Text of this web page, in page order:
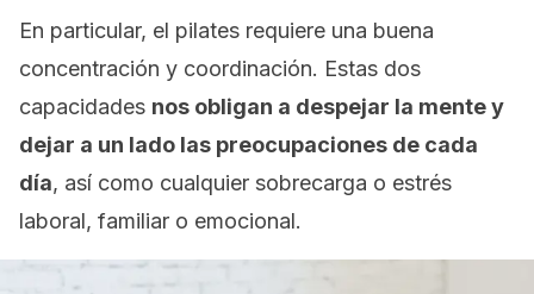
En particular, el pilates requiere una buena
concentración y coordinación. Estas dos
capacidades nos obligan a despejar la mente y
dejar a un lado las preocupaciones de cada
día, así como cualquier sobrecarga o estrés
laboral, familiar o emocional.